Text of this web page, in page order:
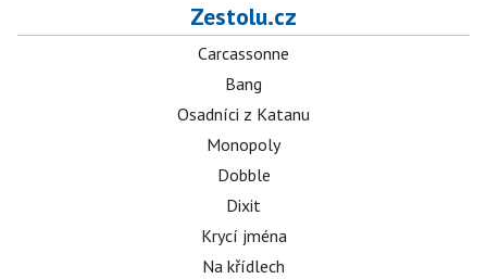
Zestolu.cz
Carcassonne
Bang
Osadníci z Katanu
Monopoly
Dobble
Dixit
Krycí jména
Na křídlech